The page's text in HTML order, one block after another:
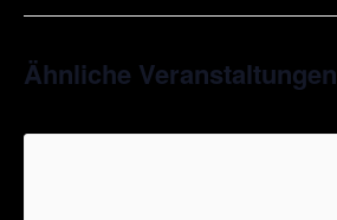
Ähnliche Veranstaltungen